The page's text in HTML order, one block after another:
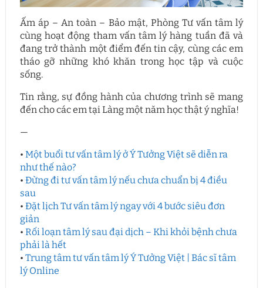
Ấm áp – An toàn – Bảo mật, Phòng Tư vấn tâm lý
cùng hoạt động tham vấn tâm lý hàng tuần đã và
đang trở thành một điểm đến tin cậy, cùng các em
tháo gỡ những khó khăn trong học tập và cuộc
sống.
Tin rằng, sự đồng hành của chương trình sẽ mang
đến cho các em tại Làng một năm học thật ý nghĩa!
—
• Một buổi tư vấn tâm lý ở Ý Tưởng Việt sẽ diễn ra
như thế nào?
• Đừng đi tư vấn tâm lý nếu chưa chuẩn bị 4 điều
sau
• Đặt lịch Tư vấn tâm lý ngay với 4 bước siêu đơn
giản
• Rối loạn tâm lý sau đại dịch – Khi khỏi bệnh chưa
phải là hết
• Trung tâm tư vấn tâm lý Ý Tưởng Việt | Bác sĩ tâm
lý Online